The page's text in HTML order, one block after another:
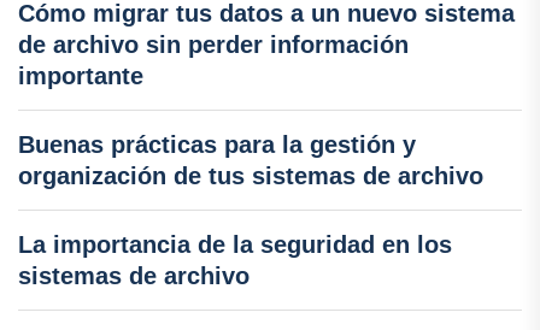
Cómo migrar tus datos a un nuevo sistema
de archivo sin perder información
importante
Buenas prácticas para la gestión y
organización de tus sistemas de archivo
La importancia de la seguridad en los
sistemas de archivo